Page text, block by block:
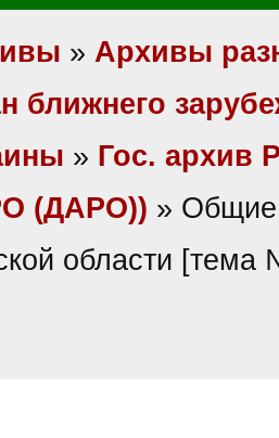
» Архивы
ближнего
» Гос. архив
(ДАРО)) » Общие
области